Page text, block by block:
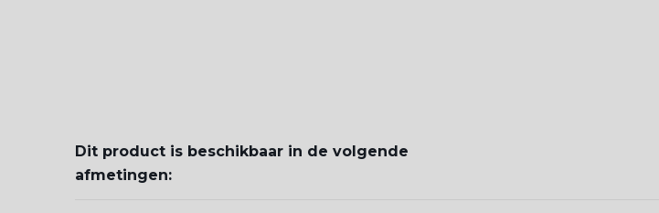
Dit product is beschikbaar in de volgende
afmetingen: